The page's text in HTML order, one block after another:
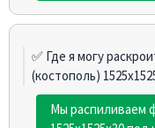
✅ Где я могу
(костополь)
Мы распиливаем